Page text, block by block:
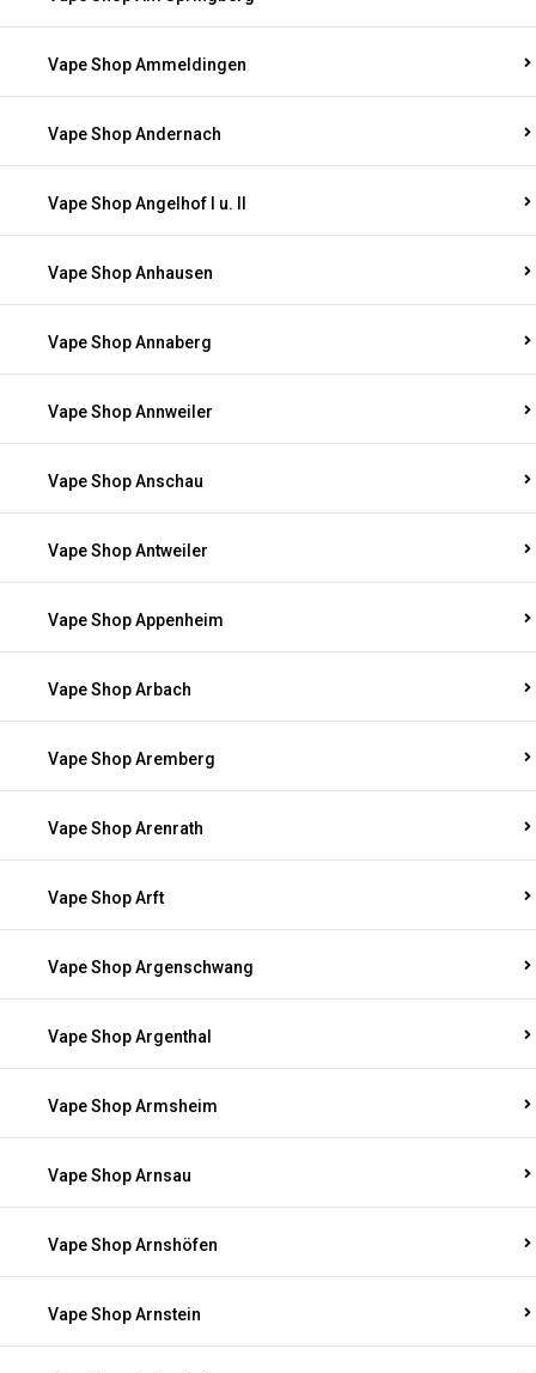
Vape Shop Ammeldingen
Vape Shop Andernach
Vape Shop Angelhof I u. II
Vape Shop Anhausen
Vape Shop Annaberg
Vape Shop Annweiler
Vape Shop Anschau
Vape Shop Antweiler
Vape Shop Appenheim
Vape Shop Arbach
Vape Shop Aremberg
Vape Shop Arenrath
Vape Shop Arft
Vape Shop Argenschwang
Vape Shop Argenthal
Vape Shop Armsheim
Vape Shop Arnsau
Vape Shop Arnshöfen
Vape Shop Arnstein